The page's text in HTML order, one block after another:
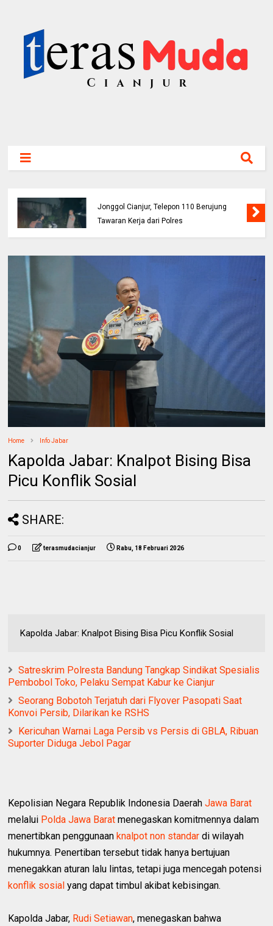
Jonggol Cianjur, Telepon 110 Berujung
Tawaran Kerja dari Polres
Home Info Jabar
Kapolda Jabar: Knalpot Bising Bisa
Picu Konflik Sosial
SHARE:
0 terasmudacianjur Rabu, 18 Februari 2026
Kapolda Jabar: Knalpot Bising Bisa Picu Konflik Sosial
Satreskrim Polresta Bandung Tangkap Sindikat Spesialis
Pembobol Toko, Pelaku Sempat Kabur ke Cianjur
Seorang Bobotoh Terjatuh dari Flyover Pasopati Saat
Konvoi Persib, Dilarikan ke RSHS
Kericuhan Warnai Laga Persib vs Persis di GBLA, Ribuan
Suporter Diduga Jebol Pagar
Kepolisian Negara Republik Indonesia DaerahJawa Barat
melalui Polda Jawa Barat menegaskan komitmennya dalam
menertibkan penggunaanknalpot non standar di wilayah
hukumnya. Penertiban tersebut tidak hanya bertujuan
menegakkan aturan lalu lintas, tetapi juga mencegah potensi
konflik sosial yang dapat timbul akibat kebisingan.
Kapolda Jabar, Rudi Setiawan, menegaskan bahwa